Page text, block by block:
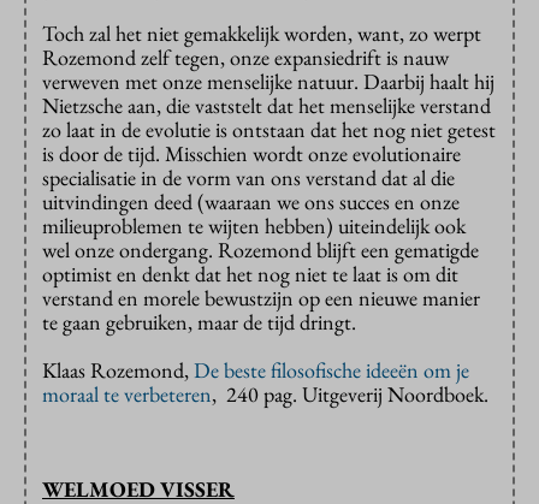
Toch zal het niet gemakkelijk worden, want, zo werpt
Rozemond zelf tegen, onze expansiedrift is nauw
verweven met onze menselijke natuur. Daarbij haalt hij
Nietzsche aan, die vaststelt dat het menselijke verstand
zo laat in de evolutie is ontstaan dat het nog niet getest
is door de tijd. Misschien wordt onze evolutionaire
specialisatie in de vorm van ons verstand dat al die
uitvindingen deed (waaraan we ons succes en onze
milieuproblemen te wijten hebben) uiteindelijk ook
wel onze ondergang. Rozemond blijft een gematigde
optimist en denkt dat het nog niet te laat is om dit
verstand en morele bewustzijn op een nieuwe manier
te gaan gebruiken, maar de tijd dringt.
Klaas Rozemond, De beste filosofische ideeën om je
moraal te verbeteren, 240 pag. Uitgeverij Noordboek.
WELMOED VISSER